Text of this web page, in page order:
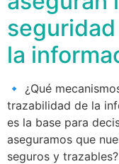
la
🔹 ¿Qué
trazabilidad de la
es la base para
aseguramos que
seguros y